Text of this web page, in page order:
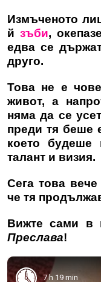
Измъченото
й зъби,
едва се
друго.
Това не е
живот, а
няма да се
преди тя беше
което будеше
талант и визия.
Сега това
че тя
Вижте сами в
Преслава!
7 h 19 min